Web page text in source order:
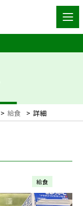
> 給食 > 詳細
給食